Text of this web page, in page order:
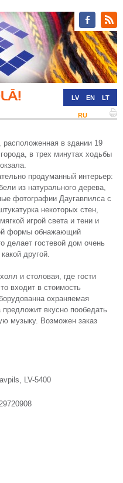
LV EN LT
RU
в здании 19
в трех минутах ходьбы
продуманный интерьер:
из натурального дерева,
фотографии Даугавпилса с
некоторых стен,
игрой света и тени и
формы обнажающий
делает гостевой дом очень
другой.
и столовая, где гости
входит в стоимость
охраняемая
вкусно пообедать
музыку. Возможен заказ
LV-5400